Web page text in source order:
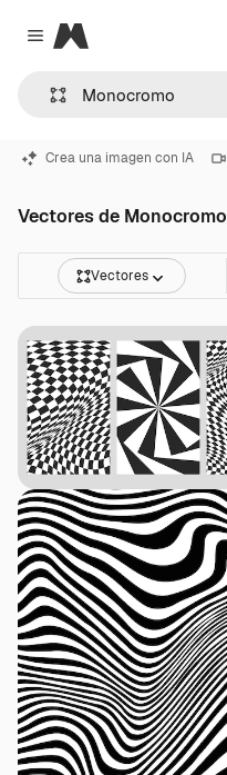
Close menu
Magnific
Crea una imagen con IA
Vectores de Monocromo
Vectores